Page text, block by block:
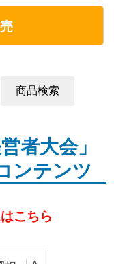
者大会」
ンテンツ
こちら